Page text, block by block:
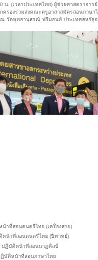
น. (เวลาประเทศไทย) ผู้ช่วยศาสตราจ
รองร่วมส่งคณะครูอาสาสมัครสอนภาษา
วัดพุทธานุสรณ์ ฟรีมอนท์ ประเทศสหรัฐ
าที่สอนดนตรีไทย (เครื่องสาย)
น้าที่สอนดนตรีไทย (ปี่พาทย์)
ปฏิบัติหน้าที่สอนนาฏศิลป์
บัติหน้าที่สอนภาษาไทย